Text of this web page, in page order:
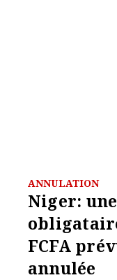
ANNULATION
Niger:
FCFA
annulée